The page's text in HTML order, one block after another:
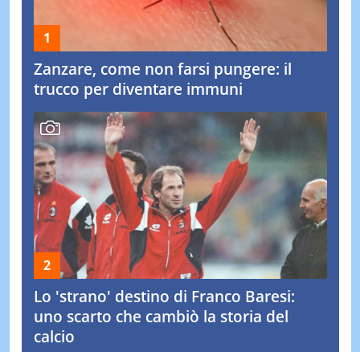
Zanzare, come non farsi pungere: il
trucco per diventare immuni
Lo 'strano' destino di Franco Baresi:
uno scarto che cambiò la storia del
calcio